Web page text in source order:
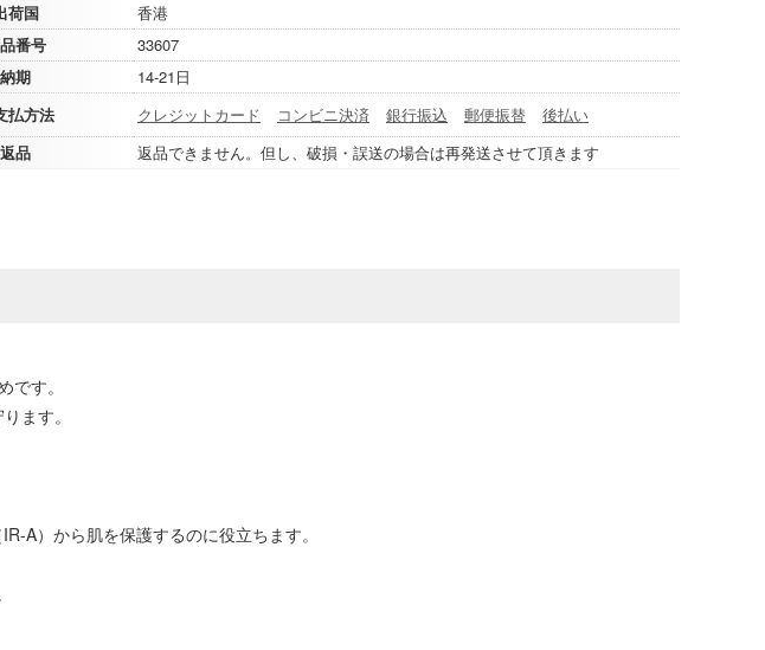
荷国
香港
番号
33607
納期
14-21日
払方法
クレジットカード コンビニ決済 銀行振込 郵便振替
後払い
返品
返品できません。但し、破損・誤送の場合は再発送させて頂きます
す。
ます。
A）から肌を保護するのに役立ちます。